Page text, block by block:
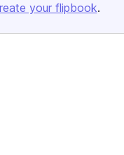
your flipbook.